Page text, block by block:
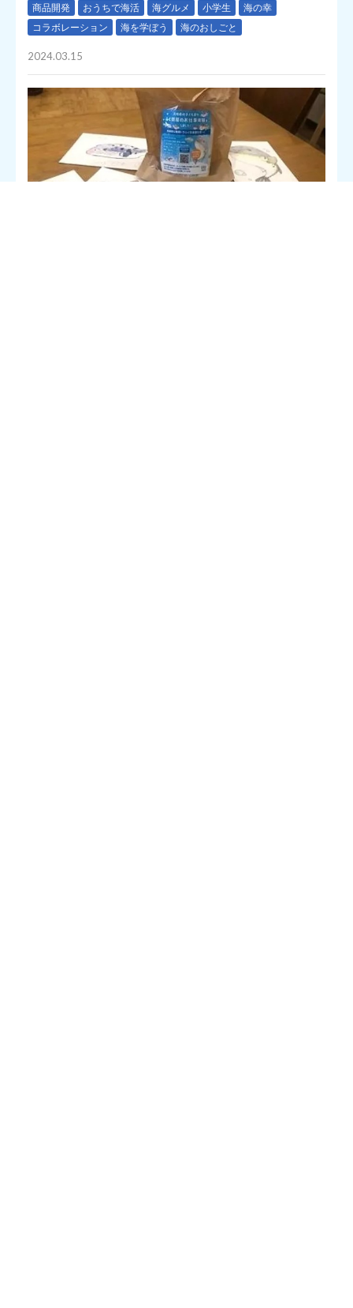
商品開発 おうちで海活 海グルメ 小学生
海の幸
コラボレーション
海を学ぼう 海のおしごと
2024.03.15